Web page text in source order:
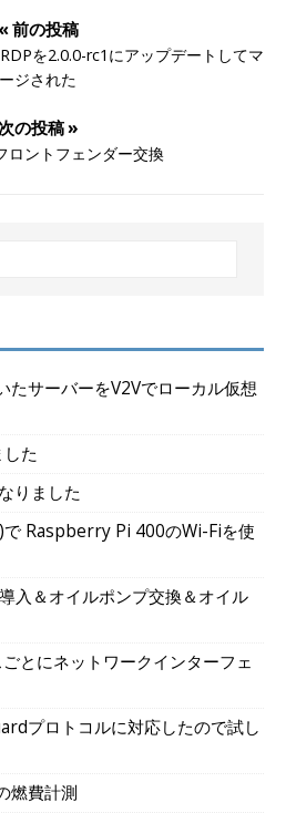
« 前の投稿
を2.0.0-rc1にアップデートしてマ
ージされた
の投稿 »
ロントフェンダー交換
たサーバーをV2Vでローカル仮想
た
りました
Raspberry Pi 400のWi-Fiを使
入＆オイルポンプ交換＆オイル
とにネットワークインターフェ
プロトコルに対応したので試し
燃費計測